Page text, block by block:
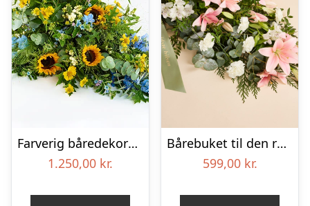
Farverig båredekoration i gul og blå – Blomster til begravelse
1.250,00 kr.
Bårebuket til den rolige afsked med bånd
599,00 kr.